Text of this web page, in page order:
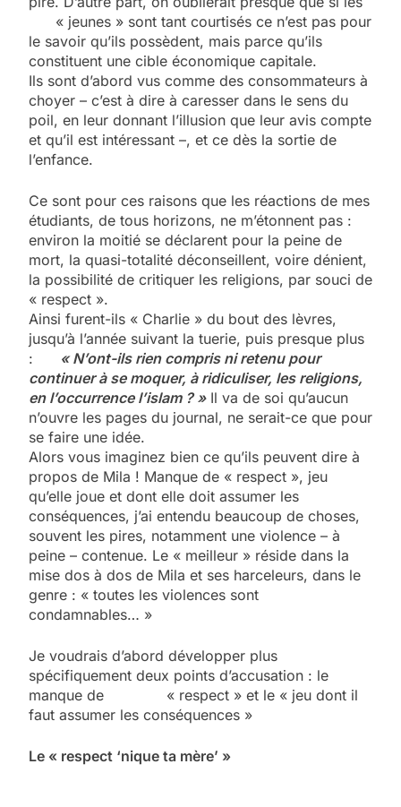
« jeunes » sont tant courtisés ce n’est pas pour
le savoir qu’ils possèdent, mais parce qu’ils
constituent une cible économique capitale.
Ils sont d’abord vus comme des consommateurs à
choyer – c’est à dire à caresser dans le sens du
poil, en leur donnant l’illusion que leur avis compte
et qu’il est intéressant –, et ce dès la sortie de
l’enfance.
Ce sont pour ces raisons que les réactions de mes
étudiants, de tous horizons, ne m’étonnent pas :
environ la moitié se déclarent pour la peine de
mort, la quasi-totalité déconseillent, voire dénient,
la possibilité de critiquer les religions, par souci de
« respect ».
Ainsi furent-ils « Charlie » du bout des lèvres,
jusqu’à l’année suivant la tuerie, puis presque plus
: « N’ont-ils rien compris ni retenu pour
continuer à se moquer, à ridiculiser, les religions,
en l’occurrence l’islam ? »Il va de soi qu’aucun
n’ouvre les pages du journal, ne serait-ce que pour
se faire une idée.
Alors vous imaginez bien ce qu’ils peuvent dire à
propos de Mila ! Manque de « respect », jeu
qu’elle joue et dont elle doit assumer les
conséquences, j’ai entendu beaucoup de choses,
souvent les pires, notamment une violence – à
peine – contenue. Le « meilleur » réside dans la
mise dos à dos de Mila et ses harceleurs, dans le
genre : « toutes les violences sont
condamnables… »
Je voudrais d’abord développer plus
spécifiquement deux points d’accusation : le
manque de « respect » et le « jeu dont il
faut assumer les conséquences »
Le « respect ‘nique ta mère’ »